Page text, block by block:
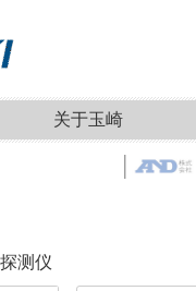
关于玉崎
测仪